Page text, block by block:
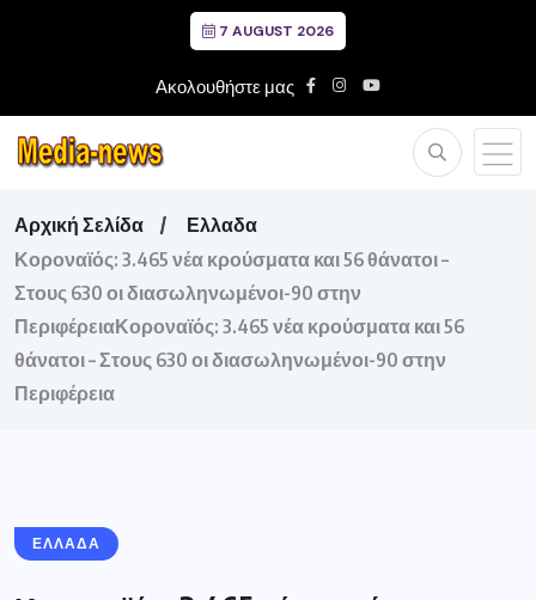
7 AUGUST 2026
Ακολουθήστε μας
Αρχική Σελίδα
Ελλαδα
Κοροναϊός: 3.465 νέα κρούσματα και 56 θάνατοι –
Στους 630 οι διασωληνωμένοι-90 στην
ΠεριφέρειαΚοροναϊός: 3.465 νέα κρούσματα και 56
θάνατοι – Στους 630 οι διασωληνωμένοι-90 στην
Περιφέρεια
ΕΛΛΑΔΑ